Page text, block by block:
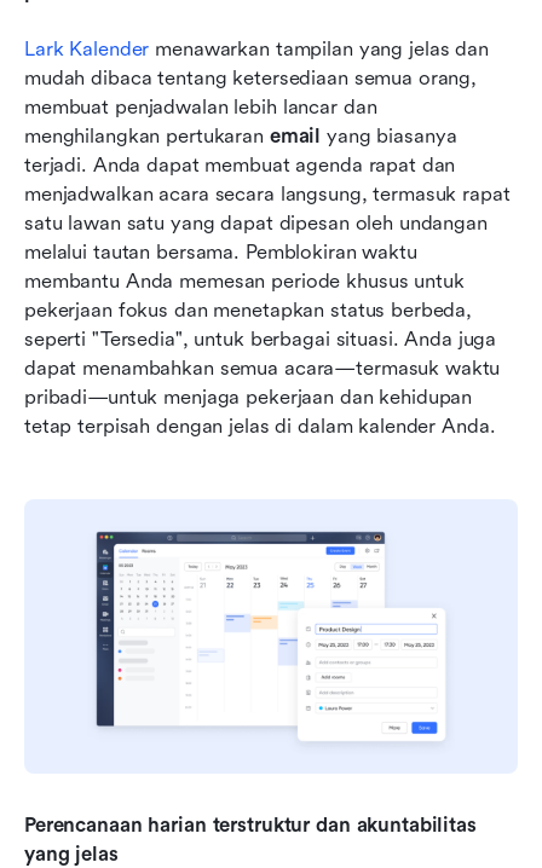
Lark Kalender menawarkan tampilan yang jelas dan
mudah dibaca tentang ketersediaan semua orang,
membuat penjadwalan lebih lancar dan
menghilangkan pertukaran email yang biasanya
terjadi. Anda dapat membuat agenda rapat dan
menjadwalkan acara secara langsung, termasuk rapat
satu lawan satu yang dapat dipesan oleh undangan
melalui tautan bersama. Pemblokiran waktu
membantu Anda memesan periode khusus untuk
pekerjaan fokus dan menetapkan status berbeda,
seperti "Tersedia", untuk berbagai situasi. Anda juga
dapat menambahkan semua acara—termasuk waktu
pribadi—untuk menjaga pekerjaan dan kehidupan
tetap terpisah dengan jelas di dalam kalender Anda.
Perencanaan harian terstruktur dan akuntabilitas
yang jelas